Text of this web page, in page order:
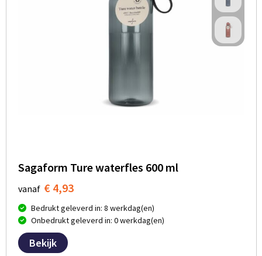
Sagaform Ture waterfles 600 ml
vanaf € 4,93
Bedrukt geleverd in: 8 werkdag(en)
Onbedrukt geleverd in: 0 werkdag(en)
Bekijk